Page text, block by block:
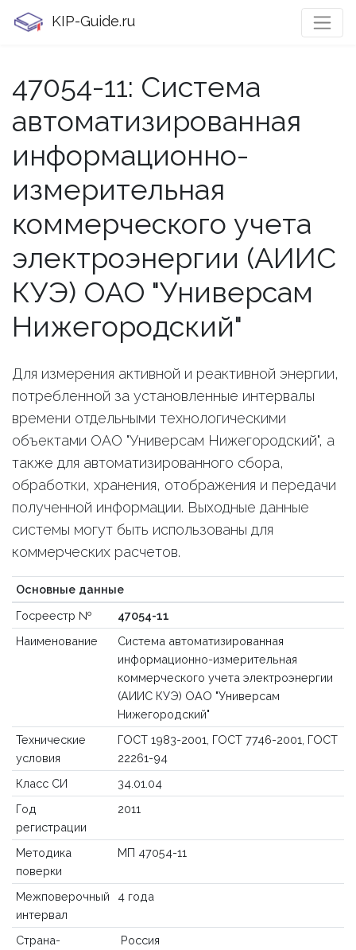
KIP-Guide.ru
47054-11: Система
автоматизированная
информационно-
измерительная
коммерческого учета
электроэнергии (АИИС
КУЭ) ОАО "Универсам
Нижегородский"
Для измерения активной и реактивной энергии,
потребленной за установленные интервалы
времени отдельными технологическими
объектами ОАО "Универсам Нижегородский", а
также для автоматизированного сбора,
обработки, хранения, отображения и передачи
полученной информации. Выходные данные
системы могут быть использованы для
коммерческих расчетов.
Основные данные
Госреестр №
47054-11
Наименование
Система автоматизированная
информационно-измерительная
коммерческого учета электроэнергии
(АИИС КУЭ) ОАО "Универсам
Нижегородский"
Технические
условия
ГОСТ 1983-2001, ГОСТ 7746-2001, ГОСТ
22261-94
Класс СИ
34.01.04
Год
регистрации
2011
Методика
поверки
МП 47054-11
Межповерочный
интервал
4 года
Страна-
Россия